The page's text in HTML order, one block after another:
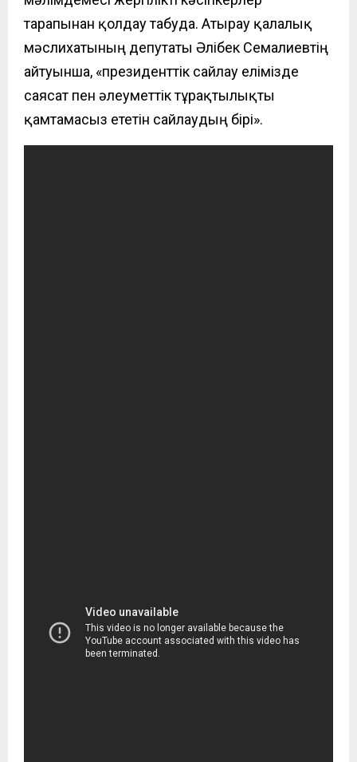
тарапынан қолдау табуда. Атырау қалалық
мәслихатының депутаты Әлібек Семғалиевтің
айтуынша, «президенттік сайлау елімізде
саясат пен әлеуметтік тұрақтылықты
қамтамасыз ететін сайлаудың бірі».